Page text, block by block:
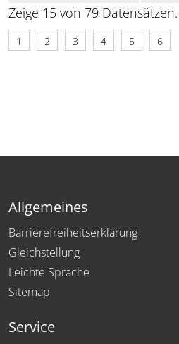
Zeige 15 von 79 Datensätzen.
1 2 3 4 5 6
Allgemeines
Barrierefreiheitserklärung
Gleichstellung
Leichte Sprache
Sitemap
Service